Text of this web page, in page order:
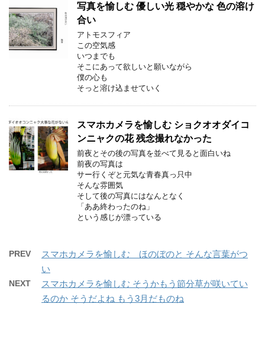
写真を愉しむ 優しい光 穏やかな 色の溶け
合い
アトモスフィア
この空気感
いつまでも
そこにあって欲しいと願いながら
僕の心も
そっと溶け込ませていく
スマホカメラを愉しむ ショクオオダイコ
ンニャクの花 残念撮れなかった
前夜とその後の写真を並べて見ると面白いね
前夜の写真は
サー行くぞと元気な青春真っ只中
そんな雰囲気
そして後の写真にはなんとなく
「ああ終わったのね」
という感じが漂っている
PREV
スマホカメラを愉しむ ほのぼのと そんな言葉がつ
い
NEXT
スマホカメラを愉しむ そうかもう節分草が咲いてい
るのか そうだよね もう3月だものね